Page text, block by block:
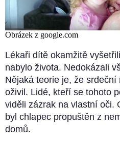
Obrázek z google.com
Lékaři dítě okamžitě
nabylo života. Nedokázali
Nějaká teorie je, že
oživil. Lidé, kteří se tohoto
viděli zázrak na vlastní oči.
byl chlapec propuštěn z
domů.